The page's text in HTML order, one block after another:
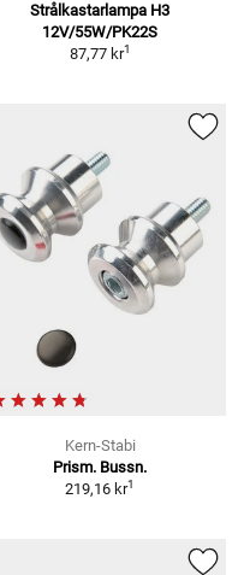
Strålkastarlampa H3
12V/55W/PK22S
87,77 kr1
Kern-Stabi
Prism. Bussn.
219,16 kr1